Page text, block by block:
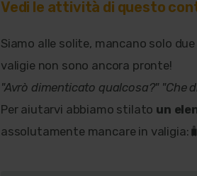
Vedi le attività di questo
Siamo alle solite, mancano solo
valigie non sono ancora pronte!
"Avrò dimenticato qualcosa?" "Che
Per aiutarvi abbiamo stilato un
assolutamente mancare in valigia:🧳